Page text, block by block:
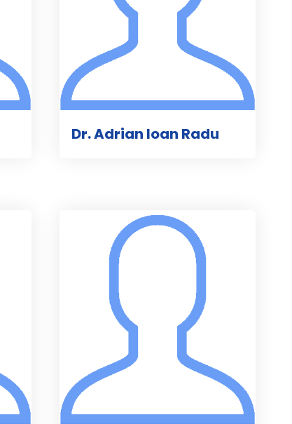
Dr. Adrian Ioan Radu